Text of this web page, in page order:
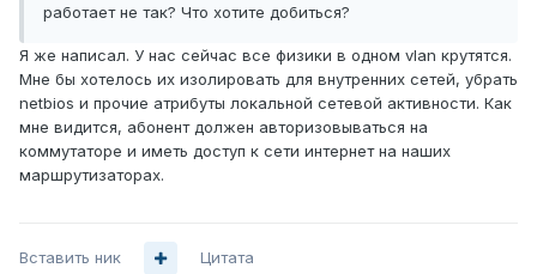
работает не так? Что хотите добиться?
Я же написал. У нас сейчас все физики в одном vlan крутятся.
Мне бы хотелось их изолировать для внутренних сетей, убрать
netbios и прочие атрибуты локальной сетевой активности. Как
мне видится, абонент должен авторизовываться на
коммутаторе и иметь доступ к сети интернет на наших
маршрутизаторах.
Вставить ник Цитата